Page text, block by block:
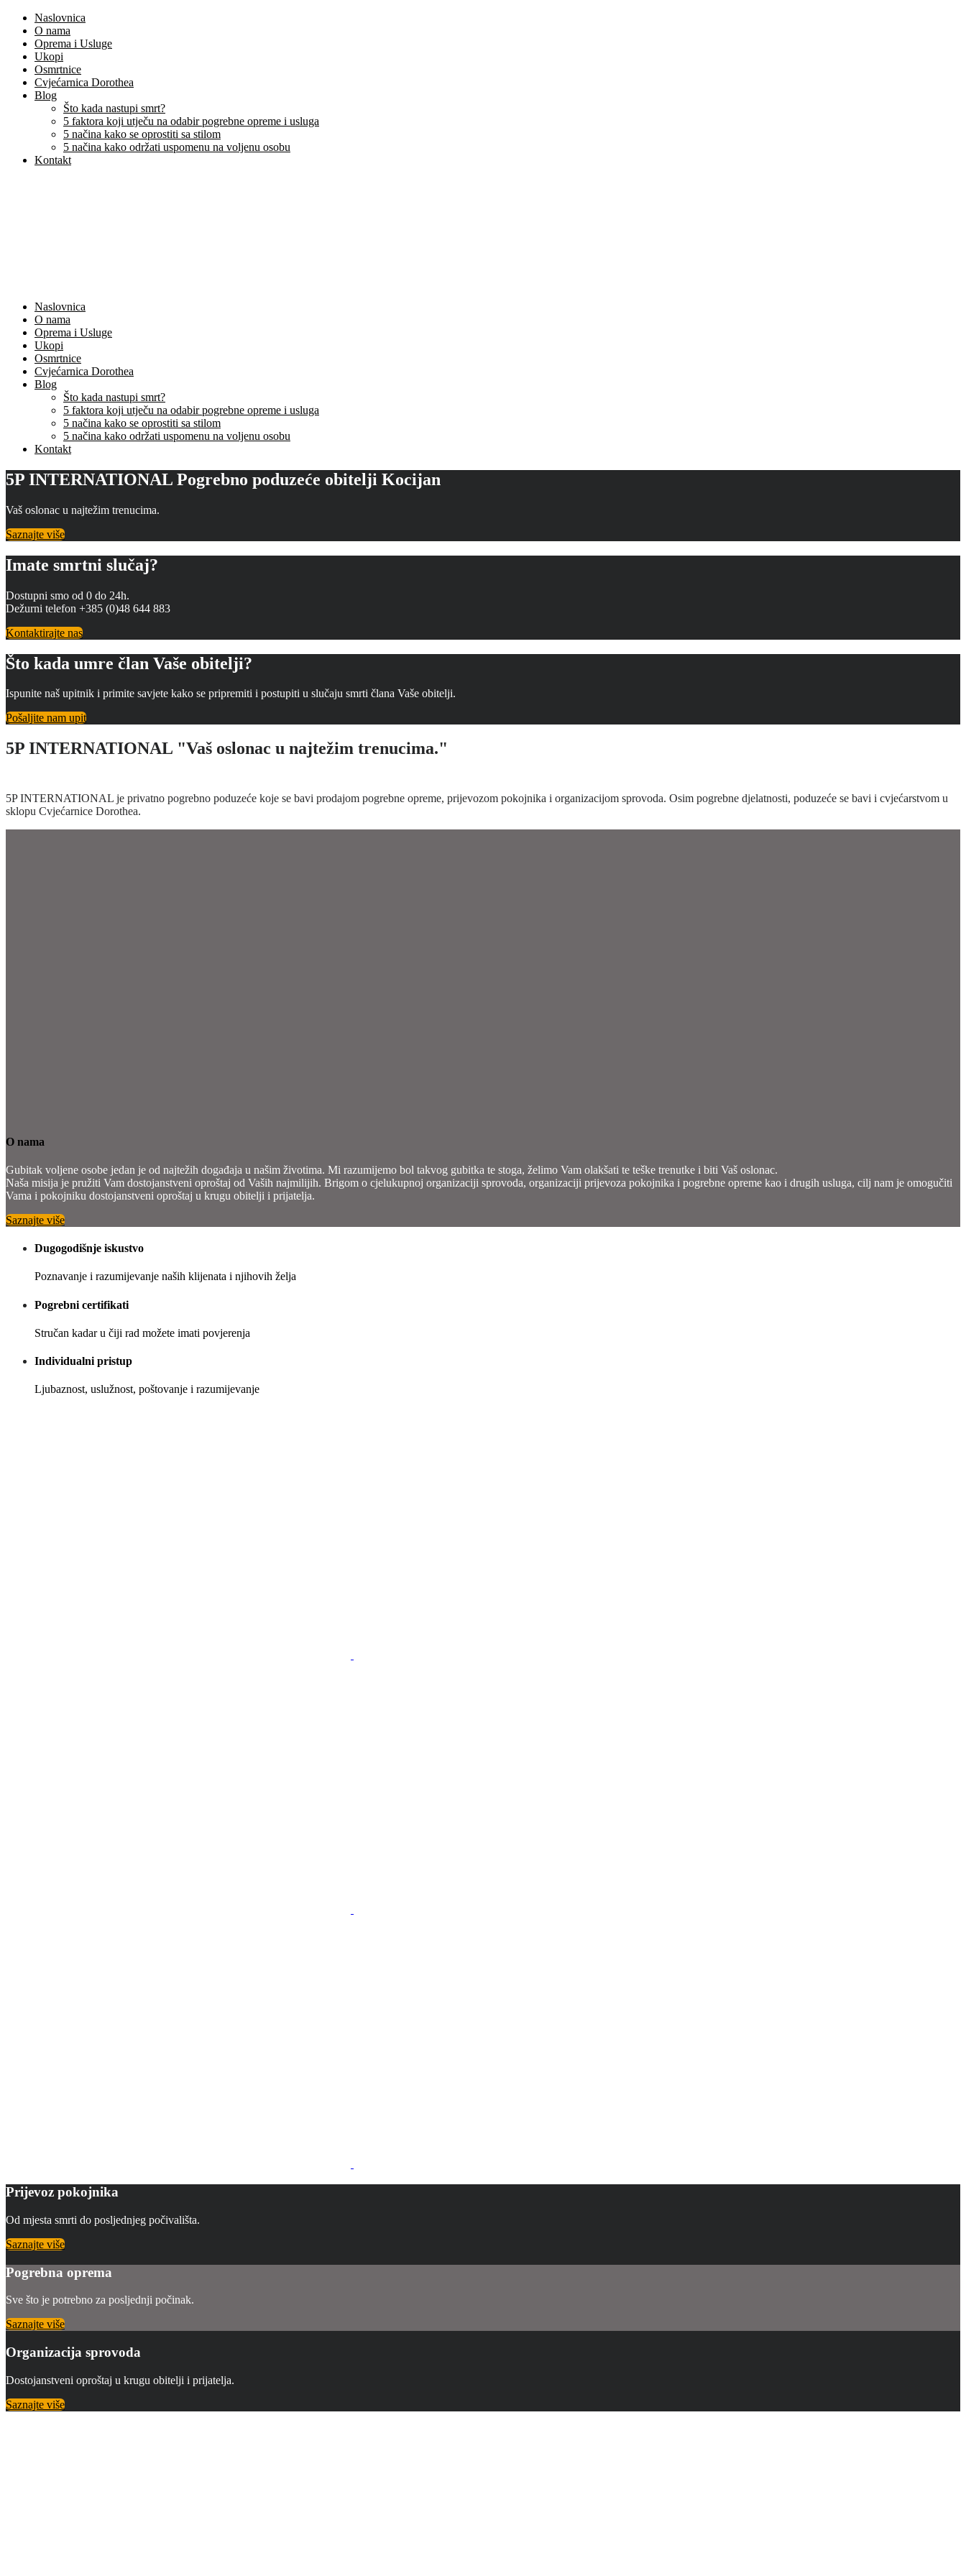
Naslovnica
O nama
Oprema i Usluge
Ukopi
Osmrtnice
Cvjećarnica Dorothea
Blog
Što kada nastupi smrt?
5 faktora koji utječu na odabir pogrebne opreme i usluga
5 načina kako se oprostiti sa stilom
5 načina kako održati uspomenu na voljenu osobu
Kontakt
Naslovnica
O nama
Oprema i Usluge
Ukopi
Osmrtnice
Cvjećarnica Dorothea
Blog
Što kada nastupi smrt?
5 faktora koji utječu na odabir pogrebne opreme i usluga
5 načina kako se oprostiti sa stilom
5 načina kako održati uspomenu na voljenu osobu
Kontakt
5P INTERNATIONAL Pogrebno poduzeće obitelji Kocijan
Vaš oslonac u najtežim trenucima.
Saznajte više
Imate smrtni slučaj?
Dostupni smo od 0 do 24h.
Dežurni telefon +385 (0)48 644 883
Kontaktirajte nas
Što kada umre član Vaše obitelji?
Ispunite naš upitnik i primite savjete kako se pripremiti i postupiti u slučaju smrti člana Vaše obitelji.
Pošaljite nam upit
5P INTERNATIONAL "Vaš oslonac u najtežim trenucima."
5P INTERNATIONAL je privatno pogrebno poduzeće koje se bavi prodajom pogrebne opreme, prijevozom pokojnika i organizacijom sprovoda. Osim pogrebne djelatnosti, poduzeće se bavi i cvjećarstvom u
sklopu Cvjećarnice Dorothea.
O nama
Gubitak voljene osobe jedan je od najtežih događaja u našim životima. Mi razumijemo bol takvog gubitka te stoga, želimo Vam olakšati te teške trenutke i biti Vaš oslonac.
Naša misija je pružiti Vam dostojanstveni oproštaj od Vaših najmilijih. Brigom o cjelukupnoj organizaciji sprovoda, organizaciji prijevoza pokojnika i pogrebne opreme kao i drugih usluga, cilj nam je omogučiti
Vama i pokojniku dostojanstveni oproštaj u krugu obitelji i prijatelja.
Saznajte više
Dugogodišnje iskustvo
Poznavanje i razumijevanje naših klijenata i njihovih želja
Pogrebni certifikati
Stručan kadar u čiji rad možete imati povjerenja
Individualni pristup
Ljubaznost, uslužnost, poštovanje i razumijevanje
Prijevoz pokojnika
Od mjesta smrti do posljednjeg počivališta.
Saznajte više
Pogrebna oprema
Sve što je potrebno za posljednji počinak.
Saznajte više
Organizacija sprovoda
Dostojanstveni oproštaj u krugu obitelji i prijatelja.
Saznajte više